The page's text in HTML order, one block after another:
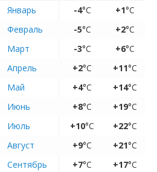
Январь
-4°C +1°C
Февраль
-5°C +2°C
Март
-3°C +6°C
Апрель
+2°C +11°C
Май
+4°C +14°C
Июнь
+8°C +19°C
Июль
+10°C +22°C
Август
+9°C +21°C
Сентябрь
+7°C +17°C